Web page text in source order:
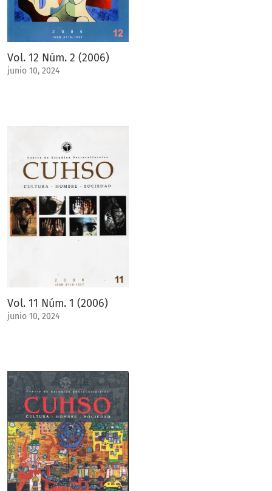
Vol. 12 Núm. 2 (2006)
junio 10, 2024
Vol. 11 Núm. 1 (2006)
junio 10, 2024